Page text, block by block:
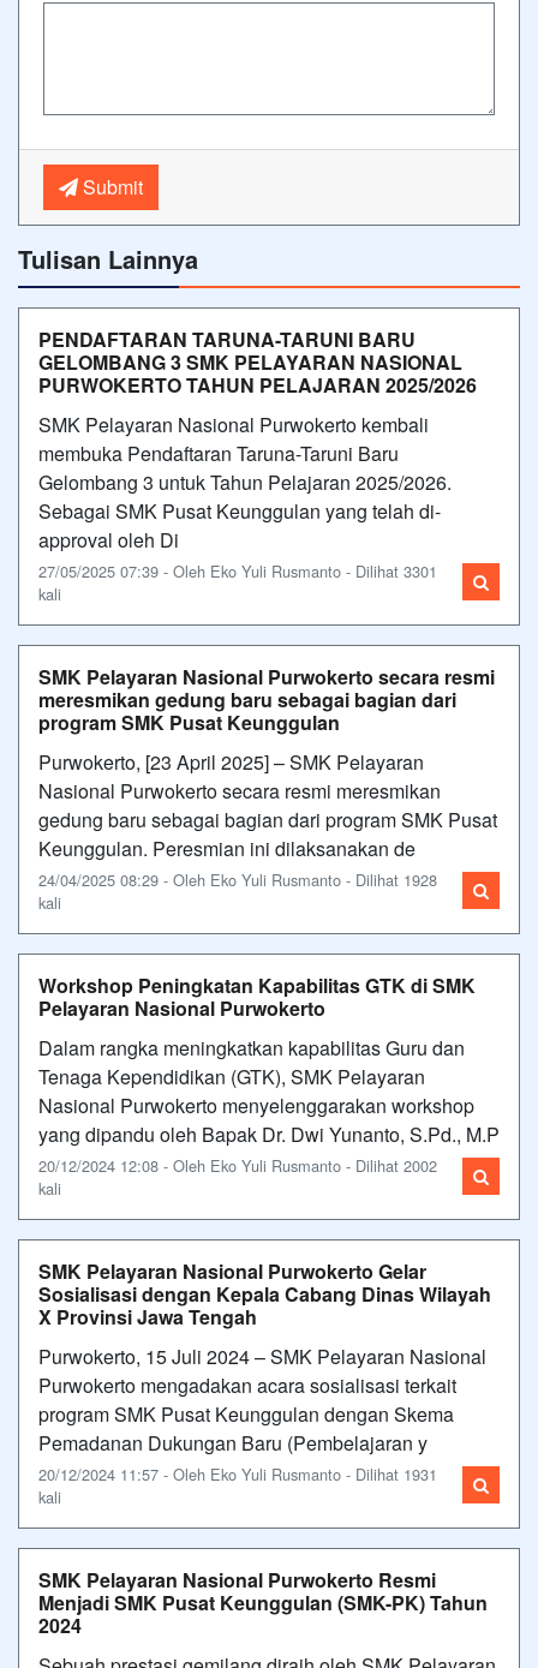
Submit
Tulisan Lainnya
PENDAFTARAN TARUNA-TARUNI BARU
GELOMBANG 3 SMK PELAYARAN NASIONAL
PURWOKERTO TAHUN PELAJARAN 2025/2026
SMK Pelayaran Nasional Purwokerto kembali
membuka Pendaftaran Taruna-Taruni Baru
Gelombang 3 untuk Tahun Pelajaran 2025/2026.
Sebagai SMK Pusat Keunggulan yang telah di-
approval oleh Di
27/05/2025 07:39 - Oleh Eko Yuli Rusmanto - Dilihat 3301
kali
SMK Pelayaran Nasional Purwokerto secara resmi
meresmikan gedung baru sebagai bagian dari
program SMK Pusat Keunggulan
Purwokerto, [23 April 2025] – SMK Pelayaran
Nasional Purwokerto secara resmi meresmikan
gedung baru sebagai bagian dari program SMK Pusat
Keunggulan. Peresmian ini dilaksanakan de
24/04/2025 08:29 - Oleh Eko Yuli Rusmanto - Dilihat 1928
kali
Workshop Peningkatan Kapabilitas GTK di SMK
Pelayaran Nasional Purwokerto
Dalam rangka meningkatkan kapabilitas Guru dan
Tenaga Kependidikan (GTK), SMK Pelayaran
Nasional Purwokerto menyelenggarakan workshop
yang dipandu oleh Bapak Dr. Dwi Yunanto, S.Pd., M.P
20/12/2024 12:08 - Oleh Eko Yuli Rusmanto - Dilihat 2002
kali
SMK Pelayaran Nasional Purwokerto Gelar
Sosialisasi dengan Kepala Cabang Dinas Wilayah
X Provinsi Jawa Tengah
Purwokerto, 15 Juli 2024 – SMK Pelayaran Nasional
Purwokerto mengadakan acara sosialisasi terkait
program SMK Pusat Keunggulan dengan Skema
Pemadanan Dukungan Baru (Pembelajaran y
20/12/2024 11:57 - Oleh Eko Yuli Rusmanto - Dilihat 1931
kali
SMK Pelayaran Nasional Purwokerto Resmi
Menjadi SMK Pusat Keunggulan (SMK-PK) Tahun
2024